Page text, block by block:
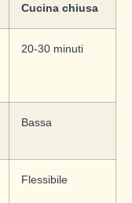
Cucina chiusa
20-30 minuti
Bassa
Flessibile